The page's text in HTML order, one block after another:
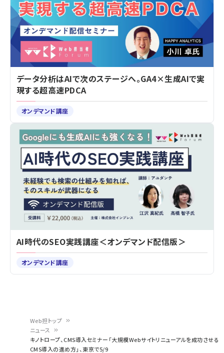
Web担トップ
ニュース
キノトロープ、CMS導入セミナー「大規模Webサイトリニューアルを成功させる
CMS導入の進め方」、東京で5/9
データ分析はAIで次のステージへ。GA4×生成AIで実
現する超高速PDCA
オンデマンド講座
AI時代のSEO実践講座＜オンデマンド配信版＞
オンデマンド講座